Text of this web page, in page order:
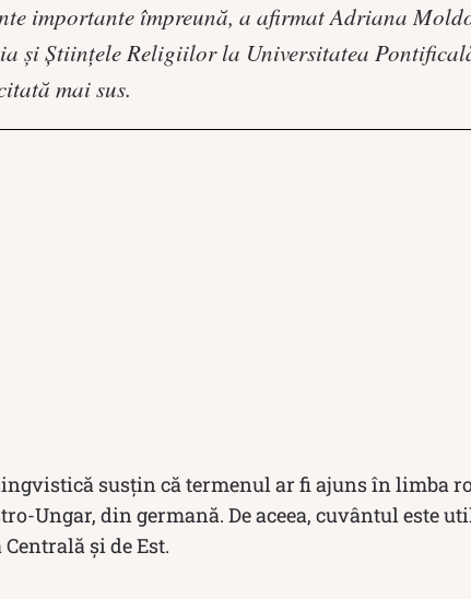
importante împreună, a afirmat Adriana
şi Ştiinţele Religiilor la Universitatea
mai sus.
susțin că termenul ar fi ajuns în limba
Ungar, din germană. De aceea, cuvântul este
și de Est.